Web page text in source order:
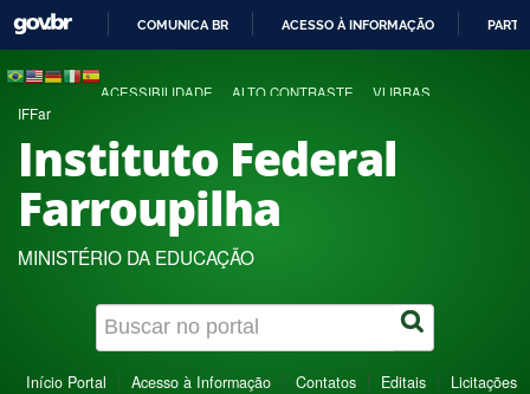
COMUNICA BR ACESSO À INFORMAÇÃO
ACESSIBILIDADE ALTO CONTRASTE VLIBRAS
IFFar
Instituto Federal
Farroupilha
MINISTÉRIO DA EDUCAÇÃO
Início Portal Acesso à Informação Contatos Editais Licitações